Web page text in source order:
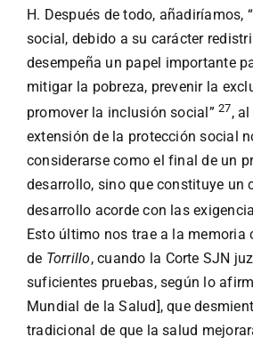
H. Después de todo, añadiríamos,
social, debido a su carácter
desempeña un papel importante
mitigar la pobreza, prevenir la
promover la inclusión social”27,
extensión de la protección social
considerarse como el final de un
desarrollo, sino que constituye un
desarrollo acorde con las
Esto último nos trae a la memoria
de Torrillo, cuando la Corte SJN
suficientes pruebas, según lo
Mundial de la Salud], que
tradicional de que la salud